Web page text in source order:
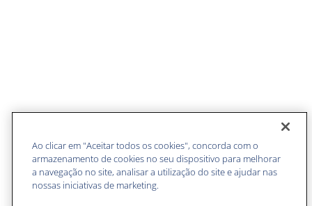
Ao clicar em "Aceitar todos os cookies", concorda com o
armazenamento de cookies no seu dispositivo para melhorar
a navegação no site, analisar a utilização do site e ajudar nas
nossas iniciativas de marketing.